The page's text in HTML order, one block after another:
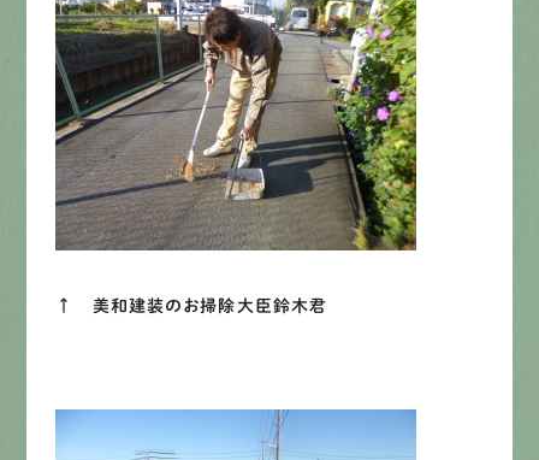
有資格者が、無料建物診 断いたします!!
0120-44-2605
営業時間 8:00−18:00 ｜
定休日 日曜・祝日
Webお問い合わせ
↑ 美和建装のお掃除大臣鈴木君